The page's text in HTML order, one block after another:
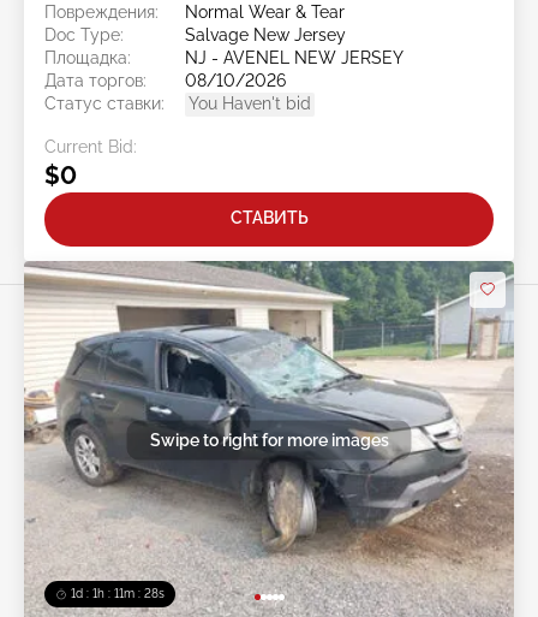
Повреждения:
Normal Wear & Tear
Doc Type:
Salvage New Jersey
Площадка:
NJ - AVENEL NEW JERSEY
Дата торгов:
08/10/2026
Статус ставки:
You Haven't bid
Current Bid:
$0
СТАВИТЬ
1d : 1h : 11m : 25s
Swipe to right for more images